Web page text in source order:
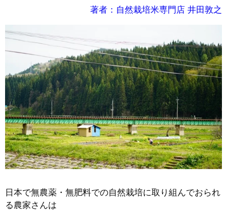
著者：自然栽培米専門店 井田敦之
日本で無農薬・無肥料での自然栽培に取り組んでおられ
る農家さんは